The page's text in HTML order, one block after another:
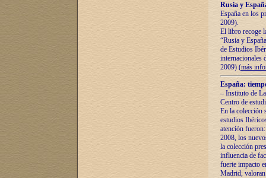
Rusia y
España en los
2009).
El libro recoge
“Rusia y
de Estudios
internacionales
2009) (más
España:
– Instituto de
Centro de
En la colección
estudios
atención
2008, los
la colección
influencia de
fuerte impacto
Madrid,